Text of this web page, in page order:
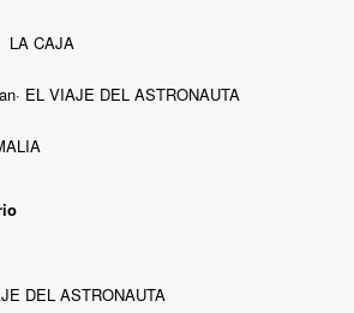
LA CAJA
EL VIAJE DEL ASTRONAUTA
DEL ASTRONAUTA